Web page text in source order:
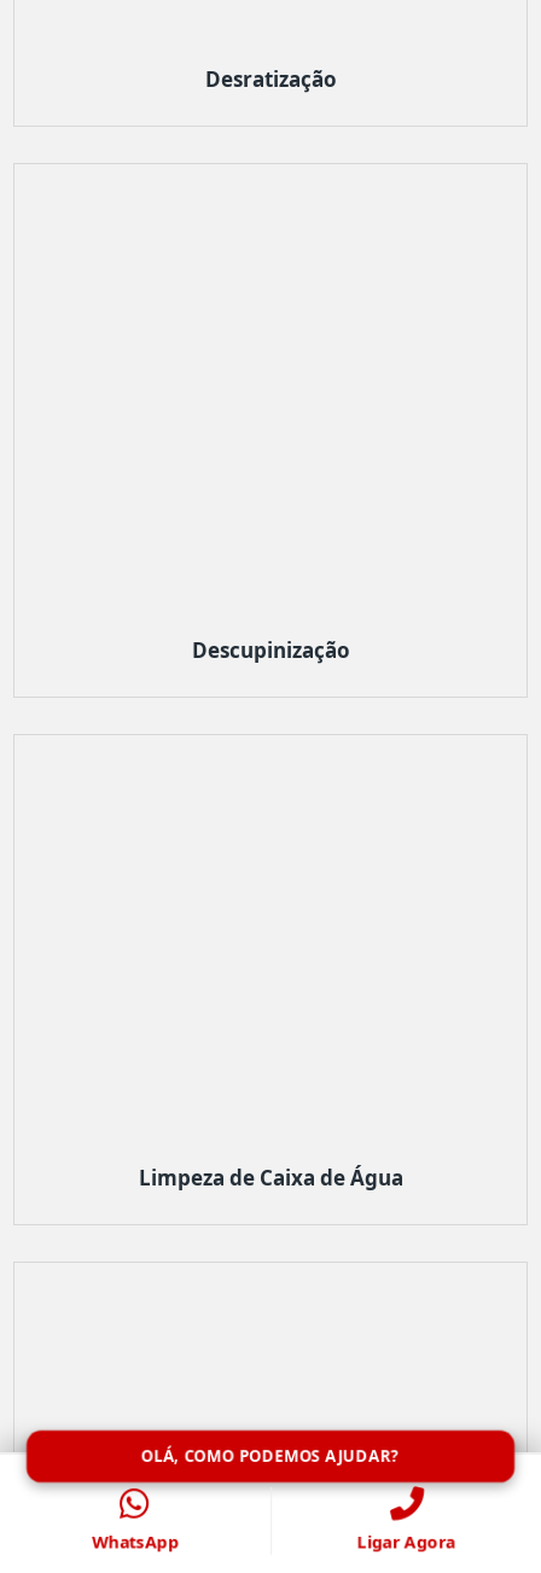
Desratização
Descupinização
Limpeza de Caixa de Água
OLÁ, COMO PODEMOS AJUDAR?
WhatsApp Ligar Agora